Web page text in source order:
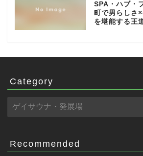
SPA・ハブ・
町で男らしさ
を堪能する王
Category
Recommended